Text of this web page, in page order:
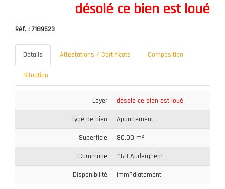
désolé ce bien est loué
Réf. : 7189523
Détails Attestations / Certificats Composition
Situation
Loyer désolé ce bien est loué
Type de bien Appartement
Superficie 80.00 m²
Commune 1160 Auderghem
Disponibilité imm?diatement